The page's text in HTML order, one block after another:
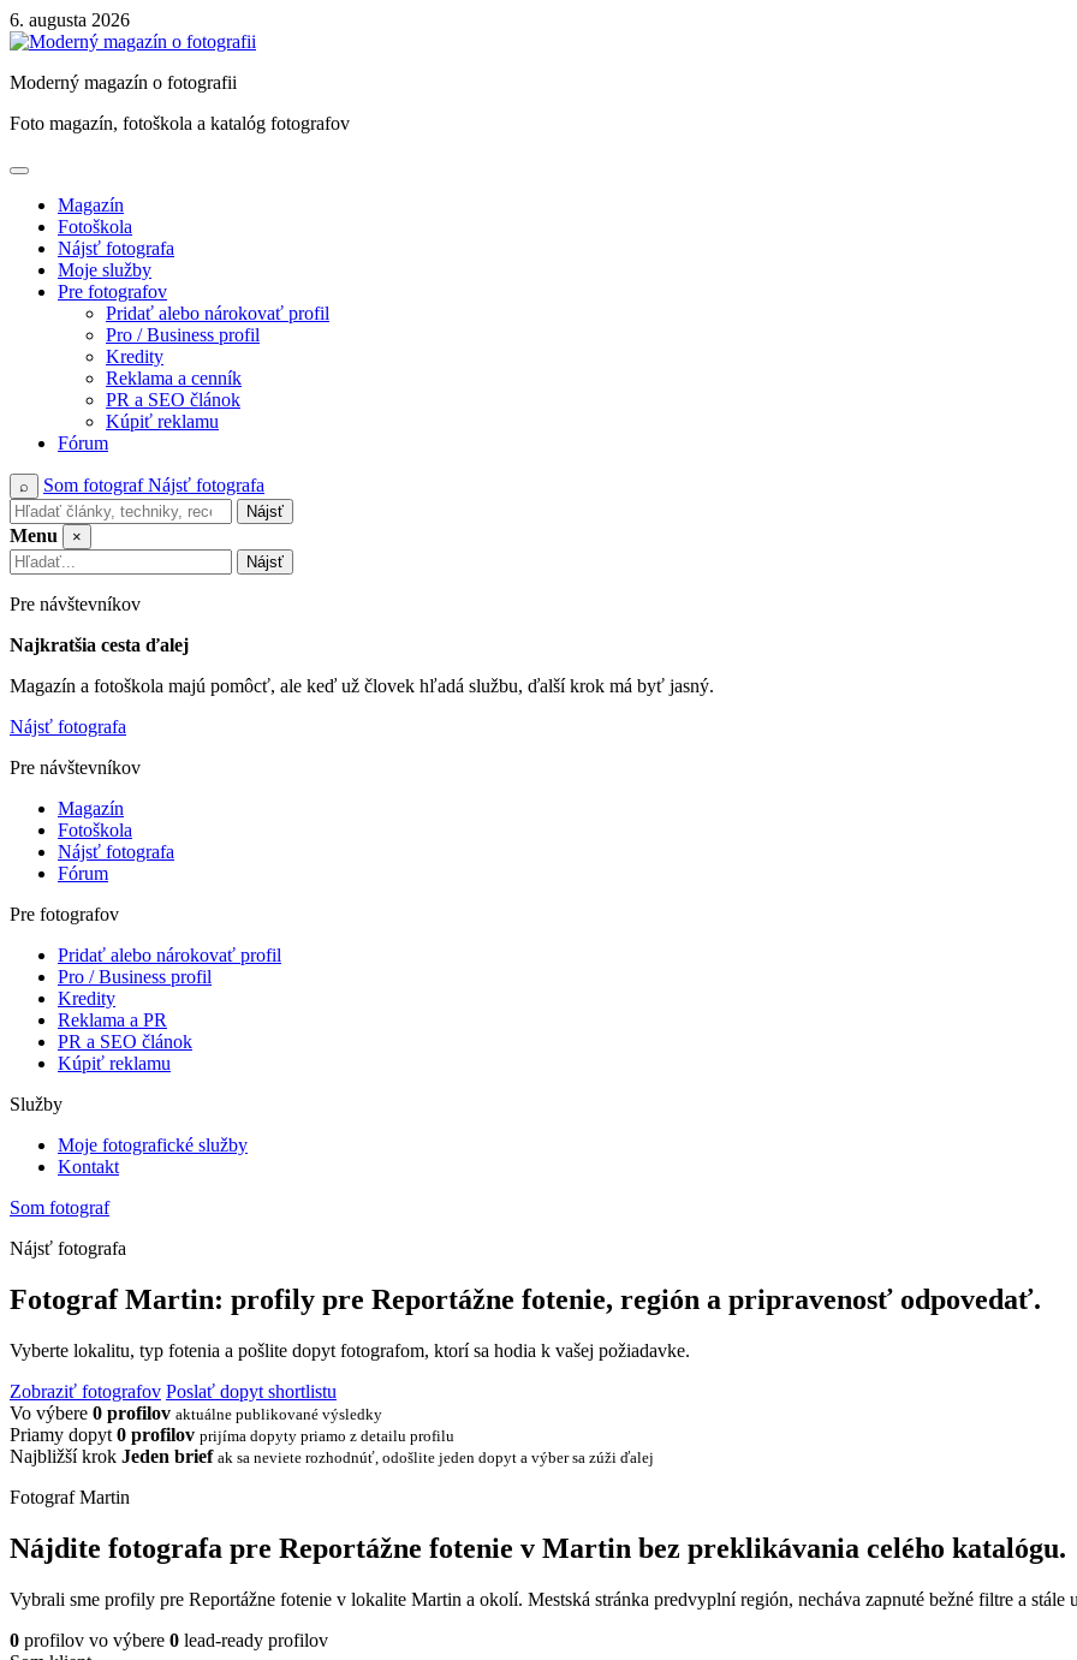
Skip
to
6. augusta 2026
Moderný magazín o fotografii
Foto magazín, fotoškola a katalóg fotografov
Magazín
Fotoškola
Nájsť fotografa
Moje služby
Pre fotografov
Pridať alebo nárokovať profil
Pro / Business profil
Kredity
Reklama a cenník
PR a SEO článok
Kúpiť reklamu
Fórum
⌕ Som fotografNájsť fotografa
Nájsť
Menu
×
Nájsť
Pre návštevníkov
Najkratšia cesta ďalej
Magazín a fotoškola majú pomôcť, ale keď už človek hľadá službu, ďalší krok má byť jasný.
Nájsť fotografa
Pre návštevníkov
Magazín
Fotoškola
Nájsť fotografa
Fórum
Pre fotografov
Pridať alebo nárokovať profil
Pro / Business profil
Kredity
Reklama a PR
PR a SEO článok
Kúpiť reklamu
Služby
Moje fotografické služby
Kontakt
Som fotograf
Nájsť fotografa
Fotograf Martin: profily pre Reportážne fotenie, región a pripravenosť odpovedať.
Vyberte lokalitu, typ fotenia a pošlite dopyt fotografom, ktorí sa hodia k vašej požiadavke.
Zobraziť fotografov Poslať dopyt shortlistu
Vo výbere 0 profilov aktuálne publikované výsledky
Priamy dopyt 0 profilov prijíma dopyty priamo z detailu profilu
Najbližší krok Jeden brief ak sa neviete rozhodnúť, odošlite jeden dopyt a výber sa zúži ďalej
Fotograf Martin
Nájdite fotografa pre Reportážne fotenie v Martin bez preklikávania celého katalógu.
Vybrali sme profily pre Reportážne fotenie v lokalite Martin a okolí. Mestská stránka predvyplní región, necháva zapnuté bežné filtre a
0 profilov vo výbere 0 lead-ready profilov